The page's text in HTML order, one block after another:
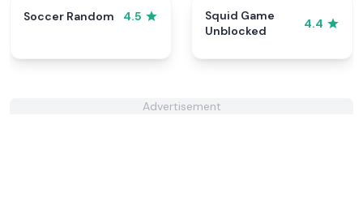
Soccer Random 4.5
Squid Game
Unblocked
4.4
Advertisement